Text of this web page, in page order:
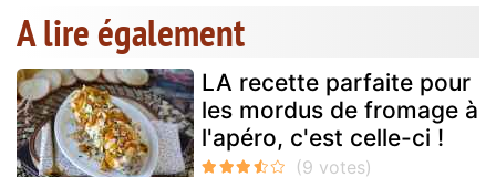
A lire également
LA recette parfaite pour
les mordus de fromage à
l'apéro, c'est celle-ci !